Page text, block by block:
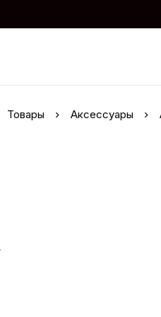
Товары Аксессуары